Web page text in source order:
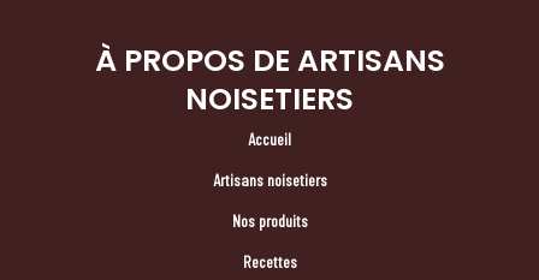
À PROPOS DE ARTISANS
NOISETIERS
Accueil
Artisans noisetiers
Nos produits
Recettes